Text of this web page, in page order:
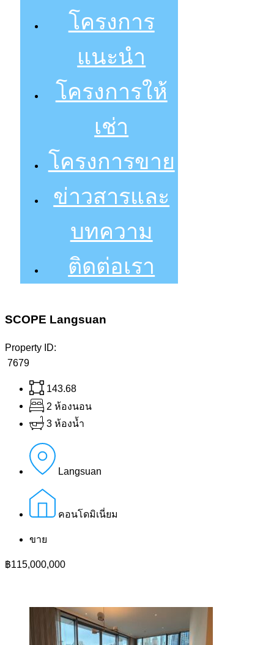
โครงการ
แนะนำ
โครงการให้
เช่า
โครงการขาย
ข่าวสารและ
บทความ
ติดต่อเรา
SCOPE Langsuan
Property ID:
7679
143.68
2 ห้องนอน
3 ห้องน้ำ
Langsuan
คอนโดมิเนี่ยม
ขาย
฿115,000,000